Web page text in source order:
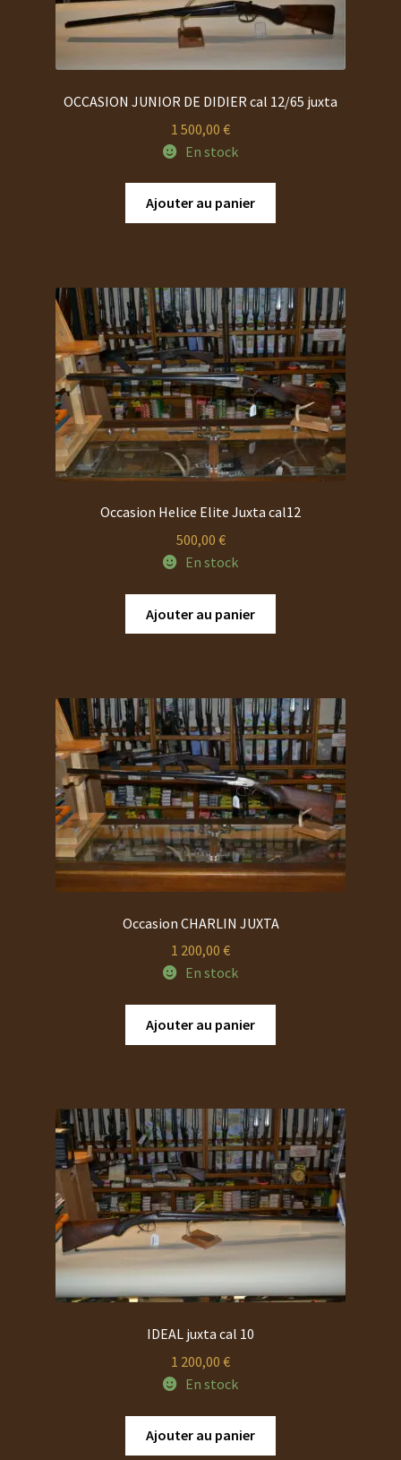
OCCASION JUNIOR DE DIDIER cal 12/65 juxta
1 500,00 €
En stock
Ajouter au panier
Occasion Helice Elite Juxta cal12
500,00 €
En stock
Ajouter au panier
Occasion CHARLIN JUXTA
1 200,00 €
En stock
Ajouter au panier
IDEAL juxta cal 10
1 200,00 €
En stock
Ajouter au panier